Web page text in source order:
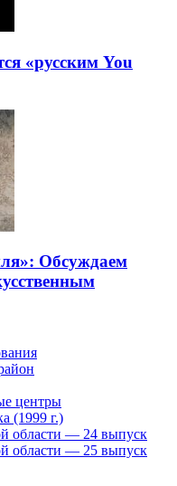
«русским You
Обсуждаем
центры
(1999 г.)
области — 24 выпуск
области — 25 выпуск